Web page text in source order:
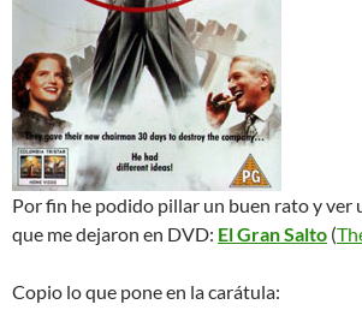
Por fin he podido pillar un buen rato y ver
que me dejaron en DVD: El Gran Salto (
Copio lo que pone en la carátula: